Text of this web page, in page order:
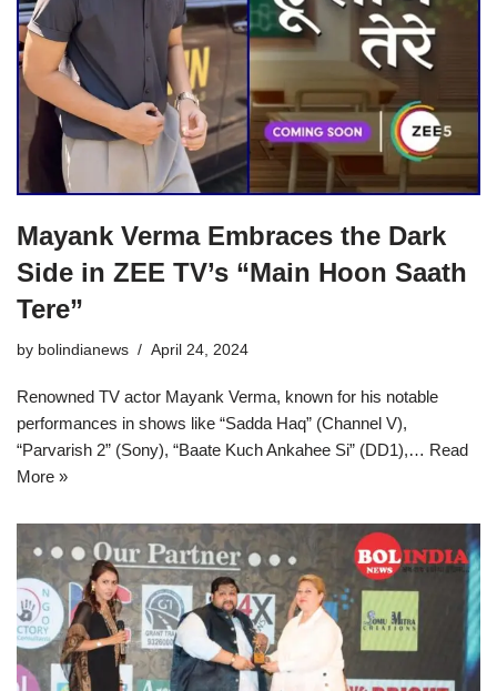
Mayank Verma Embraces the Dark
Side in ZEE TV’s “Main Hoon Saath
Tere”
by bolindianews April 24, 2024
Renowned TV actor Mayank Verma, known for his notable
performances in shows like “Sadda Haq” (Channel V),
“Parvarish 2” (Sony), “Baate Kuch Ankahee Si” (DD1),… Read
More »